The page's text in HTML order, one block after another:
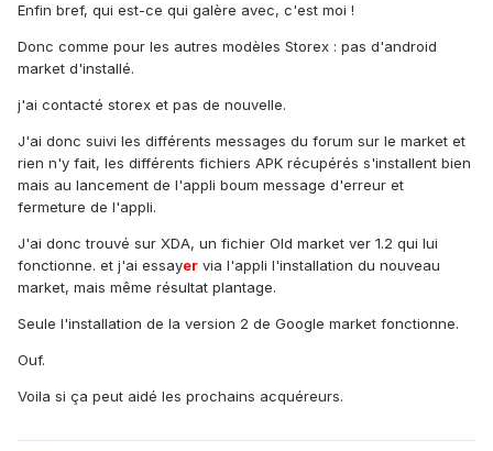
Enfin bref, qui est-ce qui galère avec, c'est moi !
Donc comme pour les autres modèles Storex : pas d'android
market d'installé.
j'ai contacté storex et pas de nouvelle.
J'ai donc suivi les différents messages du forum sur le market et
rien n'y fait, les différents fichiers APK récupérés s'installent bien
mais au lancement de l'appli boum message d'erreur et
fermeture de l'appli.
J'ai donc trouvé sur XDA, un fichier Old market ver 1.2 qui lui
fonctionne. et j'ai essayer via l'appli l'installation du nouveau
market, mais même résultat plantage.
Seule l'installation de la version 2 de Google market fonctionne.
Ouf.
Voila si ça peut aidé les prochains acquéreurs.